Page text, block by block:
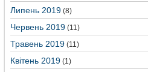
Липень 2019 (8)
Червень 2019 (11)
Травень 2019 (11)
Квітень 2019 (1)